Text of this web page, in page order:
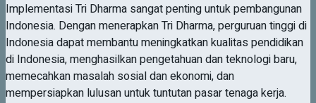
Implementasi Tri Dharma sangat penting untuk pembangunan
Indonesia. Dengan menerapkan Tri Dharma, perguruan tinggi di
Indonesia dapat membantu meningkatkan kualitas pendidikan
di Indonesia, menghasilkan pengetahuan dan teknologi baru,
memecahkan masalah sosial dan ekonomi, dan
mempersiapkan lulusan untuk tuntutan pasar tenaga kerja.